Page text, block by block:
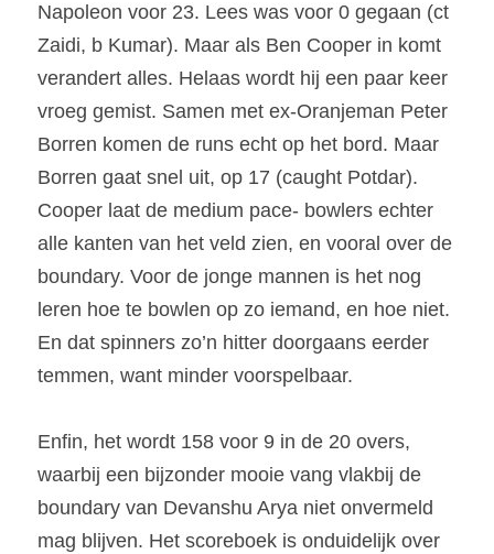
Napoleon voor 23. Lees was voor 0 gegaan (ct
Zaidi, b Kumar). Maar als Ben Cooper in komt
verandert alles. Helaas wordt hij een paar keer
vroeg gemist. Samen met ex-Oranjeman Peter
Borren komen de runs echt op het bord. Maar
Borren gaat snel uit, op 17 (caught Potdar).
Cooper laat de medium pace- bowlers echter
alle kanten van het veld zien, en vooral over de
boundary. Voor de jonge mannen is het nog
leren hoe te bowlen op zo iemand, en hoe niet.
En dat spinners zo’n hitter doorgaans eerder
temmen, want minder voorspelbaar.
Enfin, het wordt 158 voor 9 in de 20 overs,
waarbij een bijzonder mooie vang vlakbij de
boundary van Devanshu Arya niet onvermeld
mag blijven. Het scoreboek is onduidelijk over